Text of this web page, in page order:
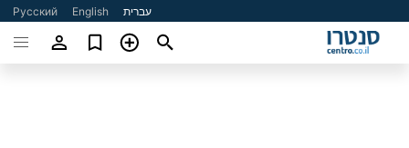
עברית English
Русский